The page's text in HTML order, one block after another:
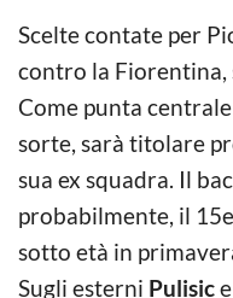
Scelte contate per
contro la
Come punta
sorte, sarà titolare
sua ex squadra. Il
probabilmente, il
sotto età in
Sugli esterni Pulisice